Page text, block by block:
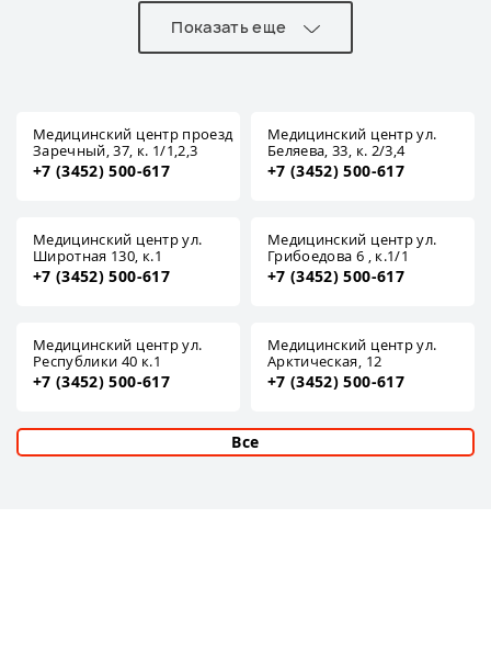
Показать еще
Медицинский центр проезд
Заречный, 37, к. 1/1,2,3
+7 (3452) 500-617
Медицинский центр ул.
Беляева, 33, к. 2/3,4
+7 (3452) 500-617
Медицинский центр ул.
Широтная 130, к.1
+7 (3452) 500-617
Медицинский центр ул.
Грибоедова 6 , к.1/1
+7 (3452) 500-617
Медицинский центр ул.
Республики 40 к.1
+7 (3452) 500-617
Медицинский центр ул.
Арктическая, 12
+7 (3452) 500-617
Все